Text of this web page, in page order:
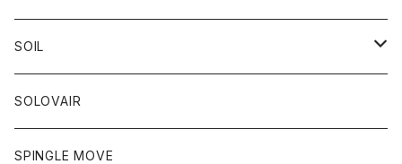
ボトム
ワンピース
トップス
Tシャツ
トレーナー
ボトム
ショートパンツ
レディース
カーディガン
コート
グッズ
ネクタイ
グローブ
アクセサリー
トップス
ボトム
ジーンズ
チノパン
トップス
ポロシャツ
靴
SOIL
靴
ワンピース
SOLOVAIR
SPINGLE MOVE